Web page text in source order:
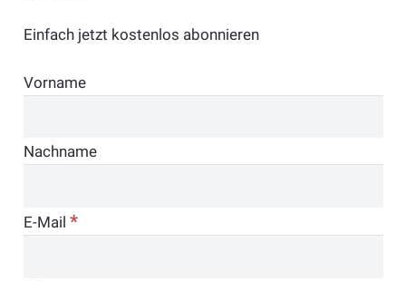
Einfach jetzt kostenlos abonnieren
Vorname
Nachname
E-Mail *